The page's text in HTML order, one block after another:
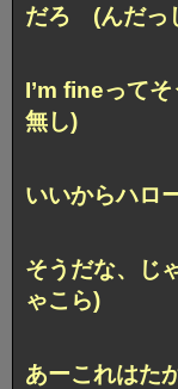
だろ (んだっ
I’m fineって
無し)
いいからハロ
そうだな、じ
ゃこら)
あーこれはた